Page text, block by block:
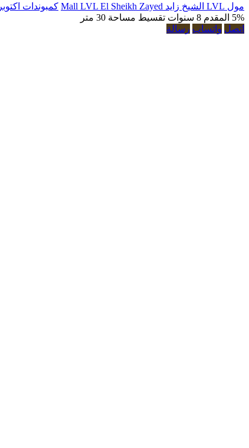
مول LVL الشيخ زايد Mall LVL El Sheikh Zayed كمبوندات اكتوبر
5% المقدم
8 سنوات تقسيط
مساحة 30 متر
اتصل واتساب رسالة